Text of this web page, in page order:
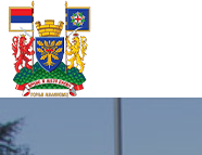
Насловна
Локална